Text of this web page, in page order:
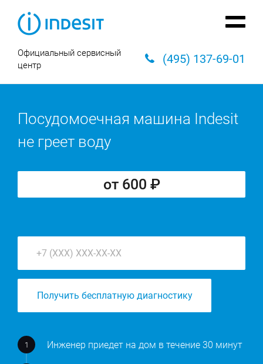
Официальный сервисный
центр
(495) 137-69-01
Посудомоечная машина Indesit
не греет воду
от 600 ₽
Получить бесплатную диагностику
Инженер приедет на дом в течение 30 минут